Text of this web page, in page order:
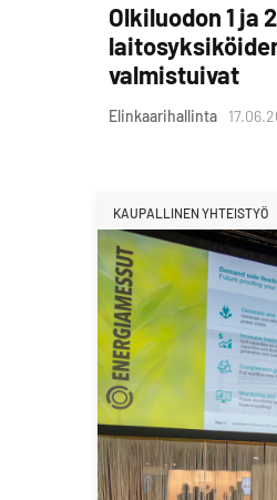
Olkiluodon 1 ja 2
valmistuivat
Elinkaarihallinta
KAUPALLINEN YHTEISTYÖ